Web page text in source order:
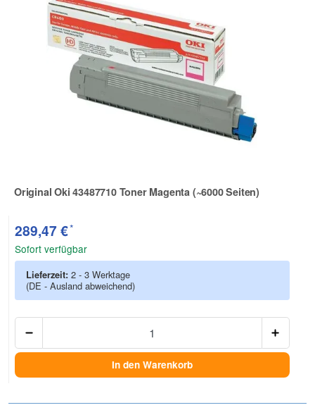
Original Oki 43487710 Toner Magenta (~6000 Seiten)
Zur Artikelbewertung
289,47 €*
Sofort verfügbar
Lieferzeit: 2 - 3 Werktage
(DE - Ausland abweichend)
In den Warenkorb